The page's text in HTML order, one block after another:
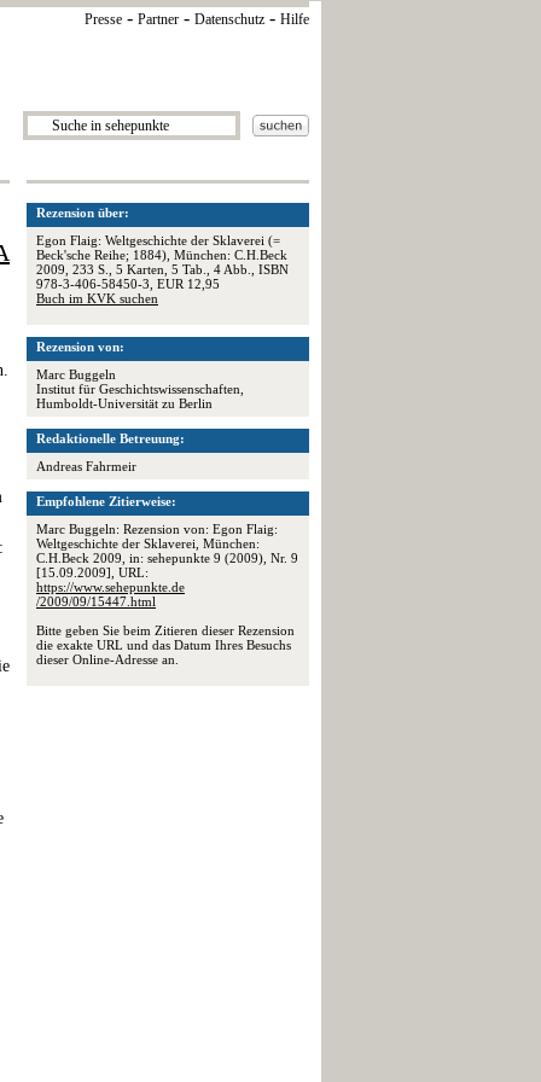
Presse - Partner - Datenschutz - Hilfe
Rezension über:
Egon Flaig: Weltgeschichte der Sklaverei (=
Beck'sche Reihe; 1884), München: C.H.Beck
2009, 233 S., 5 Karten, 5 Tab., 4 Abb., ISBN
978-3-406-58450-3, EUR 12,95
Buch im KVK suchen
Rezension von:
Marc Buggeln
Institut für Geschichtswissenschaften,
Humboldt-Universität zu Berlin
Redaktionelle Betreuung:
Andreas Fahrmeir
Empfohlene Zitierweise:
Marc Buggeln: Rezension von: Egon Flaig:
Weltgeschichte der Sklaverei, München:
C.H.Beck 2009, in: sehepunkte 9 (2009), Nr. 9
[15.09.2009], URL:
https://www.sehepunkte.de
/2009/09/15447.html
Bitte geben Sie beim Zitieren dieser Rezension
die exakte URL und das Datum Ihres Besuchs
dieser Online-Adresse an.